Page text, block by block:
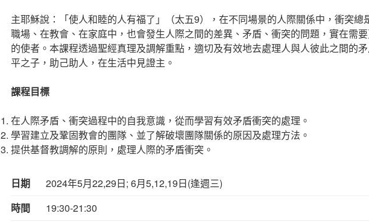
主耶穌說：「使人和睦的人有福了」（太五9），在不同場景的人際關係中，衝突總
職場、在教會、在家庭中，也會發生人際之間的差異、矛盾、衝突的問題，實在需
的使者。本課程透過聖經真理及調解重點，適切及有效地去處理人與人彼此之間的
平之子，助己助人，在生活中見證主。
課程目標
在人際矛盾、衝突過程中的自我意識，從而學習有效矛盾衝突的處理。
學習建立及鞏固教會的團隊、並了解破壞團隊關係的原因及處理方法。
提供基督教調解的原則，處理人際的矛盾衝突。
日期
2024年5月22,29日; 6月5,12,19日(逢週三)
時間
19:30-21:30